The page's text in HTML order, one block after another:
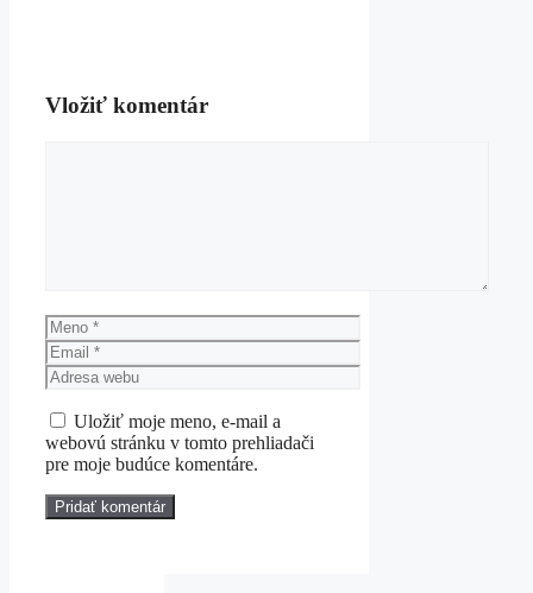
Vložiť komentár
Meno
Email
Adresa
webu
Uložiť moje meno, e-mail a
webovú stránku v tomto prehliadači
pre moje budúce komentáre.